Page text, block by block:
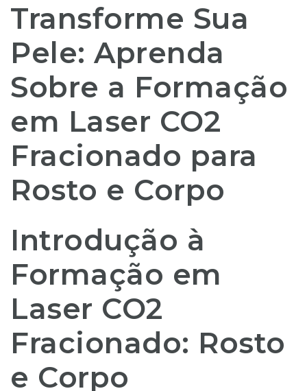
Transforme Sua
Pele: Aprenda
Sobre a Formação
em Laser CO2
Fracionado para
Rosto e Corpo
Introdução à
Formação em
Laser CO2
Fracionado: Rosto
e Corpo